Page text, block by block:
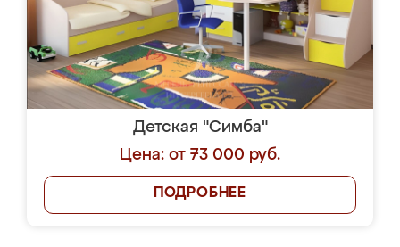
Детская "Симба"
Цена: от 73 000 руб.
ПОДРОБНЕЕ